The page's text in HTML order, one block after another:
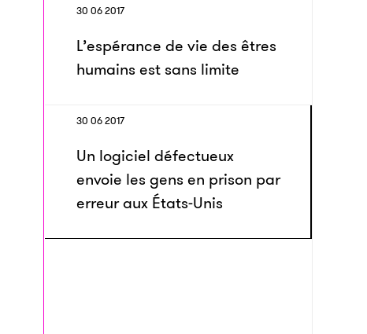
30 06 2017
L’espérance de vie des êtres
humains est sans limite
30 06 2017
Un logiciel défectueux
envoie les gens en prison par
erreur aux États-Unis